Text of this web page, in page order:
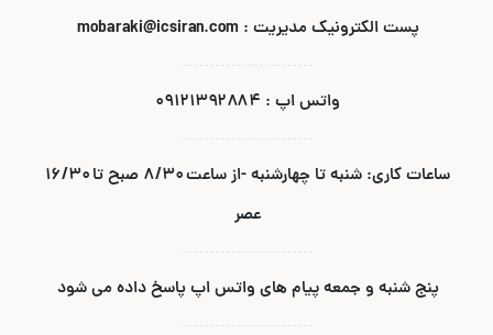
پست الکترونیک مدیریت : mobaraki@icsiran.com
واتس اپ : ۰۹۱۲۱۳۹۲۸۸۴
ساعات کاری: شنبه تا چهارشنبه -از ساعت ۸/۳۰ صبح تا ۱۶/۳۰
عصر
پنج شنبه و جمعه پیام های واتس اپ پاسخ داده می شود